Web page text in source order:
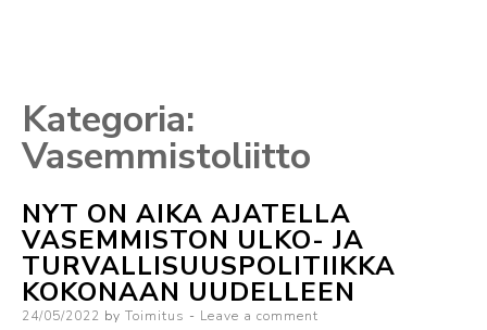
Kategoria:
Vasemmistoliitto
NYT ON AIKA AJATELLA
VASEMMISTON ULKO- JA
TURVALLISUUSPOLITIIKKA
KOKONAAN UUDELLEEN
Posted
24/05/2022 by Toimitus Leave a comment